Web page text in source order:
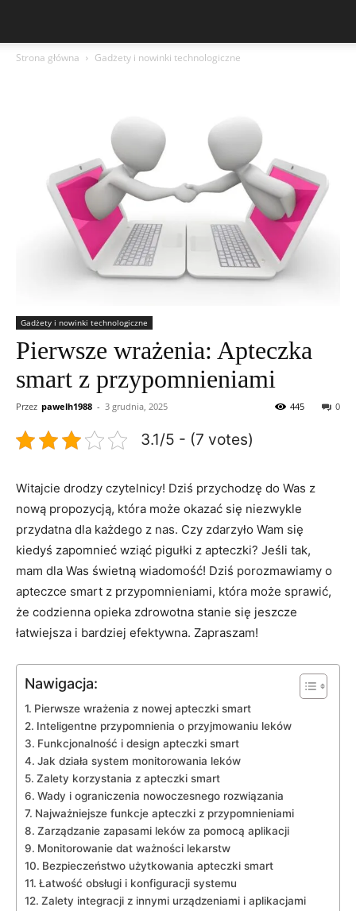
Strona główna Gadżety i nowinki technologiczne
Gadżety i nowinki technologiczne
Pierwsze wrażenia: Apteczka
smart z przypomnieniami
Przez pawelh1988 - 3 grudnia, 2025 0
445
3.1/5 - (7 votes)
Witajcie drodzy czytelnicy! Dziś przychodzę do⁣ Was⁢ z
nową propozycją, ‍która może okazać się niezwykle ​
przydatna dla ⁢każdego z nas. Czy zdarzyło Wam się
kiedyś zapomnieć wziąć pigułki z⁣ apteczki? Jeśli ⁢tak,
⁤mam dla⁢ Was świetną wiadomość! Dziś porozmawiamy⁣ o⁢
apteczce ⁣smart ‍z przypomnieniami,‍ która może sprawić,
⁢że​ codzienna opieka zdrowotna‍ stanie się jeszcze
łatwiejsza‌ i bardziej ​efektywna. Zapraszam!
Nawigacja:
Pierwsze ⁣wrażenia z nowej apteczki‍ smart
Inteligentne przypomnienia o przyjmowaniu leków
Funkcjonalność i design apteczki‌ smart
Jak działa​ system monitorowania leków
Zalety korzystania z apteczki smart
Wady i ograniczenia nowoczesnego rozwiązania
Najważniejsze funkcje apteczki z przypomnieniami
Zarządzanie zapasami leków za⁢ pomocą aplikacji
Monitorowanie ⁢dat ważności lekarstw
Bezpieczeństwo użytkowania⁣ apteczki smart
Łatwość obsługi ⁣i ‍konfiguracji systemu
Zalety integracji z ‍innymi ‍urządzeniami i aplikacjami